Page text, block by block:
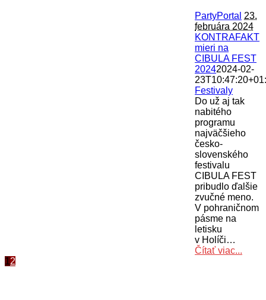
PartyPortal 23.
februára 2024
KONTRAFAKT
mieri na
CIBULA FEST
20242024-02-
Festivaly
Do už aj tak
nabitého
programu
najväčšieho
česko-
slovenského
festivalu
CIBULA FEST
pribudlo ďalšie
zvučné meno.
V pohraničnom
pásme na
letisku
v Holíči…
Čítať viac...
12